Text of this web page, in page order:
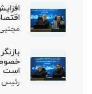
است
رئیس